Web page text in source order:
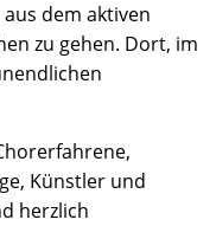
dem aktiven
zu gehen. Dort, im
Künstler und
herzlich